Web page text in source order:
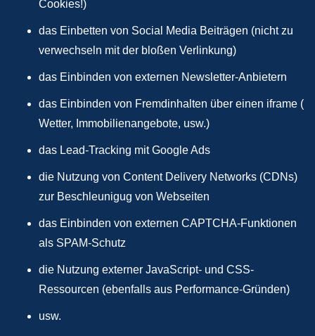
Cookies!)
das Einbetten von Social Media Beiträgen (nicht zu
verwechseln mit der bloßen Verlinkung)
das Einbinden von externen Newsletter-Anbietern
das Einbinden von Fremdinhalten über einen iframe (
Wetter, Immobilienangebote, usw.)
das Lead-Tracking mit Google Ads
die Nutzung von Content Delivery Networks (CDNs)
zur Beschleunigug von Webseiten
das Einbinden von externen CAPTCHA-Funktionen
als SPAM-Schutz
die Nutzung externer JavaScript- und CSS-
Ressourcen (ebenfalls aus Performance-Gründen)
usw.